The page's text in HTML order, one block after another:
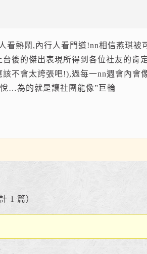
看熱鬧,內行人看門道!nn相信燕琪
台後的傑出表現所得到各位社友的肯
不會太誇張吧!),過每一nn週會內會
…為的就是讓社團能像”巨輪
1 篇）